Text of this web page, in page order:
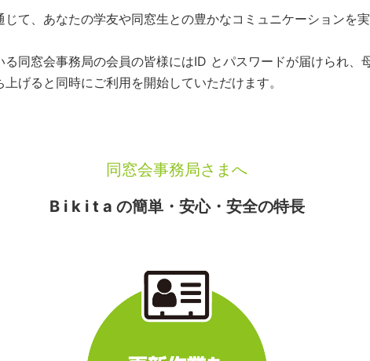
て、あなたの学友や同窓生との豊かなコミュニケーションを
同窓会事務局の会員の皆様にはID とパスワードが届けられ、
げると同時にご利用を開始していただけます。
同窓会事務局さまへ
B i k i t a の簡単・安心・安全の特長